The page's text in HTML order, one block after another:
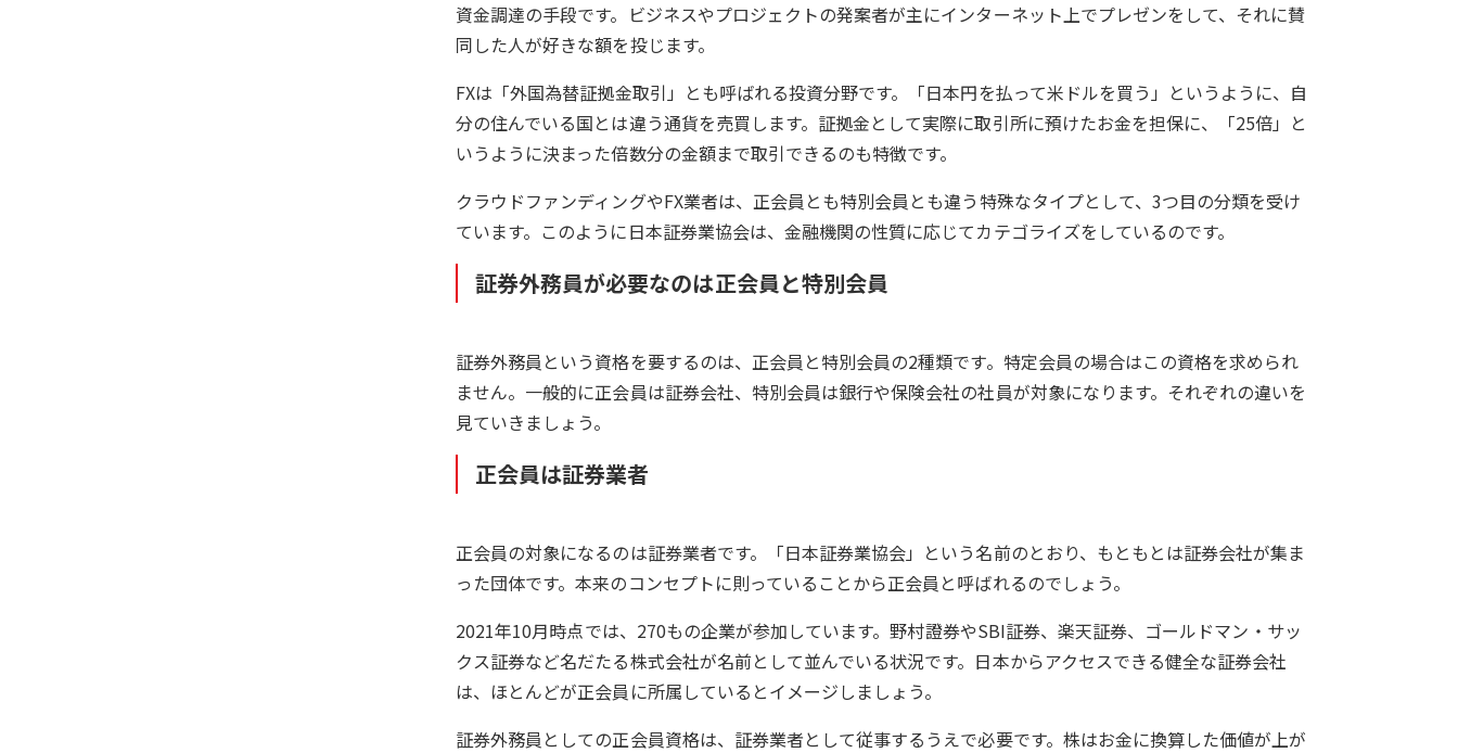
資金調達の手段です。ビジネスやプロジェクトの発案者が主にインターネット上でプレゼンをして、それに賛
同した人が好きな額を投じます。
FXは「外国為替証拠金取引」とも呼ばれる投資分野です。「日本円を払って米ドルを買う」というように、自
分の住んでいる国とは違う通貨を売買します。証拠金として実際に取引所に預けたお金を担保に、「25倍」と
いうように決まった倍数分の金額まで取引できるのも特徴です。
クラウドファンディングやFX業者は、正会員とも特別会員とも違う特殊なタイプとして、3つ目の分類を受け
ています。このように日本証券業協会は、金融機関の性質に応じてカテゴライズをしているのです。
証券外務員が必要なのは正会員と特別会員
証券外務員という資格を要するのは、正会員と特別会員の2種類です。特定会員の場合はこの資格を求められ
ません。一般的に正会員は証券会社、特別会員は銀行や保険会社の社員が対象になります。それぞれの違いを
見ていきましょう。
正会員は証券業者
正会員の対象になるのは証券業者です。「日本証券業協会」という名前のとおり、もともとは証券会社が集ま
った団体です。本来のコンセプトに則っていることから正会員と呼ばれるのでしょう。
2021年10月時点では、270もの企業が参加しています。野村證券やSBI証券、楽天証券、ゴールドマン・サッ
クス証券など名だたる株式会社が名前として並んでいる状況です。日本からアクセスできる健全な証券会社
は、ほとんどが正会員に所属しているとイメージしましょう。
証券外務員としての正会員資格は、証券業者として従事するうえで必要です。株はお金に換算した価値が上が